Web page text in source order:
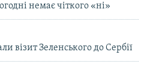
немає чіткого «ні»
візит Зеленського до Сербії